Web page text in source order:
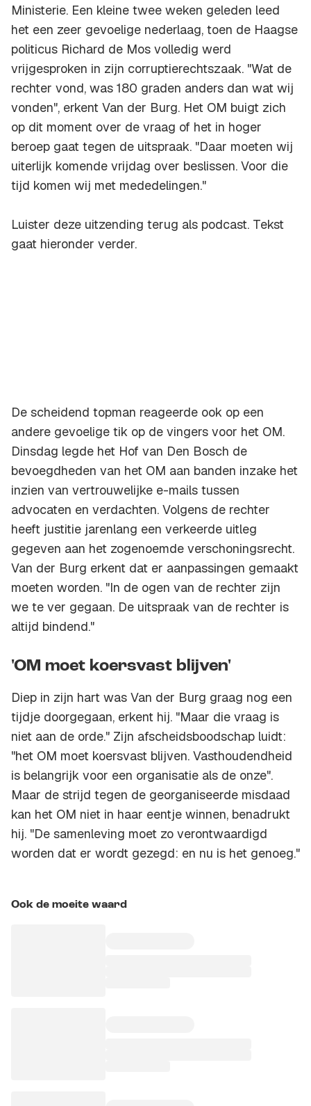
Ministerie. Een kleine twee weken geleden leed
het een zeer gevoelige nederlaag, toen de Haagse
politicus Richard de Mos volledig werd
vrijgesproken in zijn corruptierechtszaak. "Wat de
rechter vond, was 180 graden anders dan wat wij
vonden", erkent Van der Burg. Het OM buigt zich
op dit moment over de vraag of het in hoger
beroep gaat tegen de uitspraak. "Daar moeten wij
uiterlijk komende vrijdag over beslissen. Voor die
tijd komen wij met mededelingen."
Luister deze uitzending terug als podcast. Tekst
gaat hieronder verder.
De scheidend topman reageerde ook op een
andere gevoelige tik op de vingers voor het OM.
Dinsdag legde het Hof van Den Bosch de
bevoegdheden van het OM aan banden inzake het
inzien van vertrouwelijke e-mails tussen
advocaten en verdachten. Volgens de rechter
heeft justitie jarenlang een verkeerde uitleg
gegeven aan het zogenoemde verschoningsrecht.
Van der Burg erkent dat er aanpassingen gemaakt
moeten worden. "In de ogen van de rechter zijn
we te ver gegaan. De uitspraak van de rechter is
altijd bindend."
'OM moet koersvast blijven'
Diep in zijn hart was Van der Burg graag nog een
tijdje doorgegaan, erkent hij. "Maar die vraag is
niet aan de orde." Zijn afscheidsboodschap luidt:
"het OM moet koersvast blijven. Vasthoudendheid
is belangrijk voor een organisatie als de onze".
Maar de strijd tegen de georganiseerde misdaad
kan het OM niet in haar eentje winnen, benadrukt
hij. "De samenleving moet zo verontwaardigd
worden dat er wordt gezegd: en nu is het genoeg."
Ook de moeite waard